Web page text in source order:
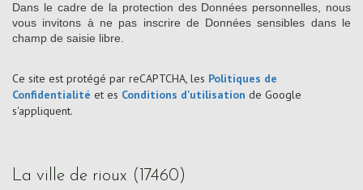
Dans le cadre de la protection des Données personnelles, nous
vous invitons à ne pas inscrire de Données sensibles dans le
champ de saisie libre.
Ce site est protégé par reCAPTCHA, les Politiques de
Confidentialité et es Conditions d'utilisation de Google
s'appliquent.
la ville de rioux (17460)